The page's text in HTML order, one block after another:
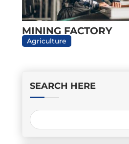
MINING FACTORY
Agriculture
SEARCH HERE